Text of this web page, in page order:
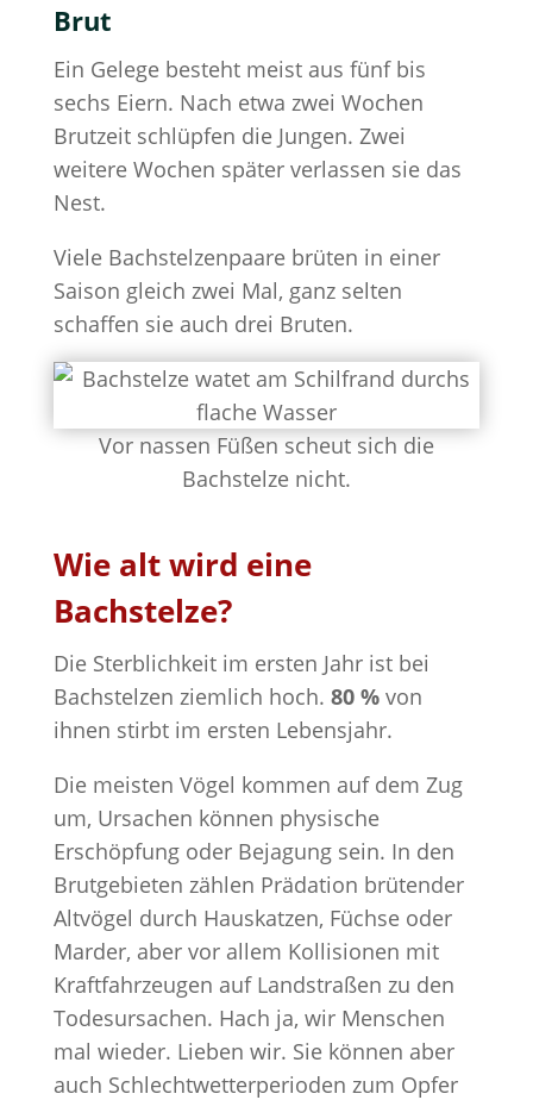
Brut
Ein Gelege besteht meist aus fünf bis
sechs Eiern. Nach etwa zwei Wochen
Brutzeit schlüpfen die Jungen. Zwei
weitere Wochen später verlassen sie das
Nest.
Viele Bachstelzenpaare brüten in einer
Saison gleich zwei Mal, ganz selten
schaffen sie auch drei Bruten.
Vor nassen Füßen scheut sich die
Bachstelze nicht.
Wie alt wird eine
Bachstelze?
Die Sterblichkeit im ersten Jahr ist bei
Bachstelzen ziemlich hoch. 80 % von
ihnen stirbt im ersten Lebensjahr.
Die meisten Vögel kommen auf dem Zug
um, Ursachen können physische
Erschöpfung oder Bejagung sein. In den
Brutgebieten zählen Prädation brütender
Altvögel durch Hauskatzen, Füchse oder
Marder, aber vor allem Kollisionen mit
Kraftfahrzeugen auf Landstraßen zu den
Todesursachen. Hach ja, wir Menschen
mal wieder. Lieben wir. Sie können aber
auch Schlechtwetterperioden zum Opfer